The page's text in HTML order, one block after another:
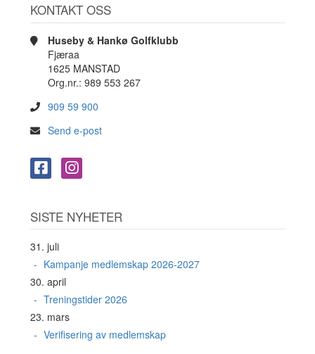
KONTAKT OSS
Huseby & Hankø Golfklubb
Fjæraa
1625 MANSTAD
Org.nr.: 989 553 267
909 59 900
Send e-post
SISTE NYHETER
31. juli
Kampanje medlemskap 2026-2027
30. april
Treningstider 2026
23. mars
Verifisering av medlemskap